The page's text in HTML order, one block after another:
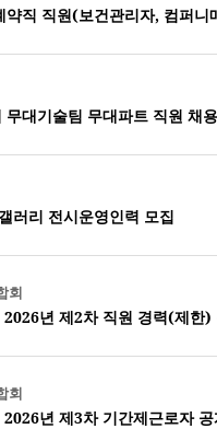
직 직원(보건관리자, 컴퍼
대기술팀 무대파트 직원 채용
러리 전시운영인력 모집
회
년 제2차 직원 경력(제한)
회
년 제3차 기간제근로자